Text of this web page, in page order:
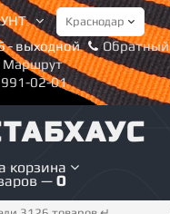
- выходной
Обратный
Маршрут
02-01
корзина
— 0